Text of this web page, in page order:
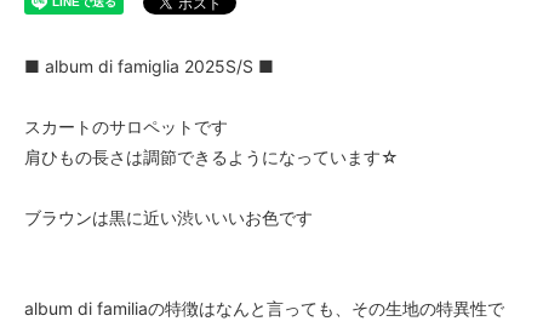
■ album di famiglia 2025S/S ■
スカートのサロペットです
肩ひもの長さは調節できるようになっています☆
ブラウンは黒に近い渋いいいお色です
album di familiaの特徴はなんと言っても、その生地の特異性で